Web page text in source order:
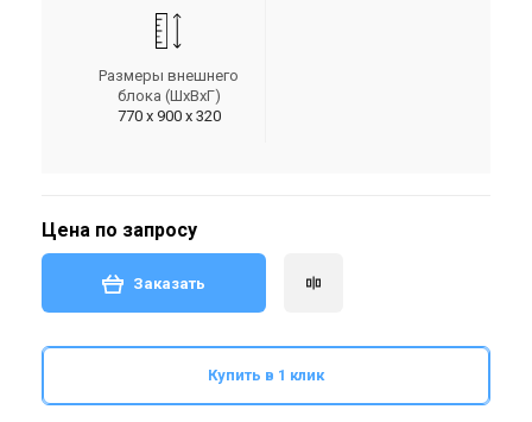
Размеры внешнего
блока (ШxВxГ)
770 х 900 х 320
Цена по запросу
Заказать
Купить в 1 клик